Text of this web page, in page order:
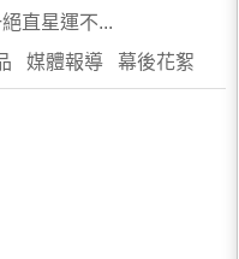
直星運不...
媒體報導 幕後花絮